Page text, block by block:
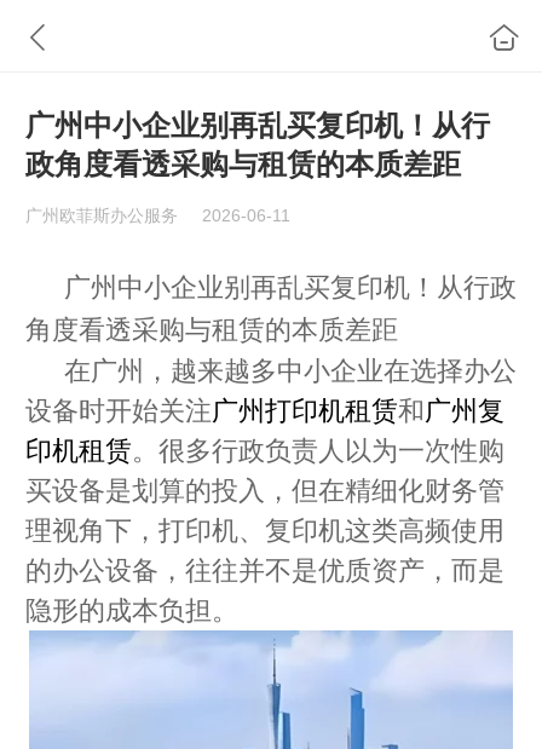
广州中小企业别再乱买复印机！从行
政角度看透采购与租赁的本质差距
广州欧菲斯办公服务 2026-06-11
广州中小企业别再乱买复印机！从行政
角度看透采购与租赁的本质差距
在广州，越来越多中小企业在选择办公
设备时开始关注广州打印机租赁和广州复
印机租赁。很多行政负责人以为一次性购
买设备是划算的投入，但在精细化财务管
理视角下，打印机、复印机这类高频使用
的办公设备，往往并不是优质资产，而是
隐形的成本负担。